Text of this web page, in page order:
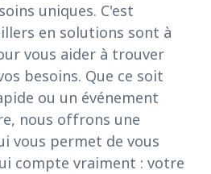
uniques. C'est
en solutions sont à
vous aider à trouver
besoins. Que ce soit
ou un événement
nous offrons une
vous permet de vous
compte vraiment : votre